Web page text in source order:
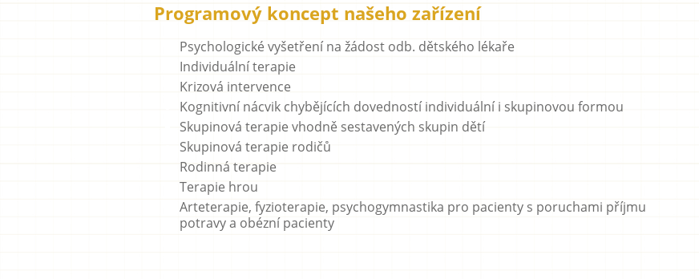
Programový koncept našeho zařízení
Psychologické vyšetření na žádost odb. dětského lékaře
Individuální terapie
Krizová intervence
Kognitivní nácvik chybějících dovedností individuální i skupinovou formou
Skupinová terapie vhodně sestavených skupin dětí
Skupinová terapie rodičů
Rodinná terapie
Terapie hrou
Arteterapie, fyzioterapie, psychogymnastika pro pacienty s poruchami příjmu
potravy a obézní pacienty